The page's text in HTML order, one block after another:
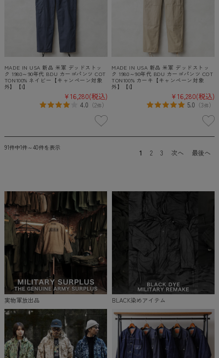
MADE IN USA 新品 米軍 デッドストッ
ク 1980～90年代 BDU カーゴパンツ COT
TON100% ネイビー【キャンペーン対象
外】【I】
¥16,280(税込)
4.0 （2件）
MADE IN USA 新品 米軍 デッドストッ
ク 1980～90年代 BDU カーゴパンツ COT
TON100% カーキ【キャンペーン対象
外】【I】
¥16,280(税込)
5.0 （3件）
91件中1件～40件を表示
1 2 3 次へ 最後へ
実物軍放出品 BLACK染めアイテム